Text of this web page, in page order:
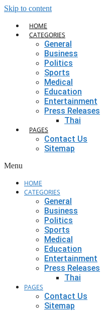
Skip to content
HOME
CATEGORIES
General
Business
Politics
Sports
Medical
Education
Entertainment
Press Releases
Thai
PAGES
Contact Us
Sitemap
Menu
HOME
CATEGORIES
General
Business
Politics
Sports
Medical
Education
Entertainment
Press Releases
Thai
PAGES
Contact Us
Sitemap